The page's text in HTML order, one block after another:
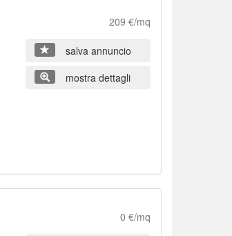
209 €/mq
salva annuncio
mostra dettagli
0 €/mq